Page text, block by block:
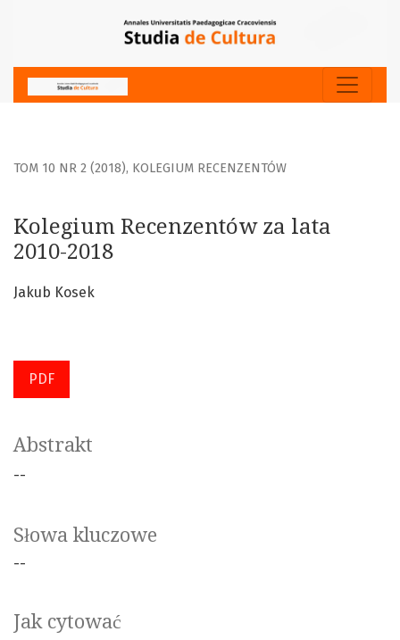
TOM 10 NR 2 (2018), KOLEGIUM RECENZENTÓW
Kolegium Recenzentów za lata
2010-2018
Jakub Kosek
PDF
Słowa kluczowe
--
Jak cytować
Abstrakt
--